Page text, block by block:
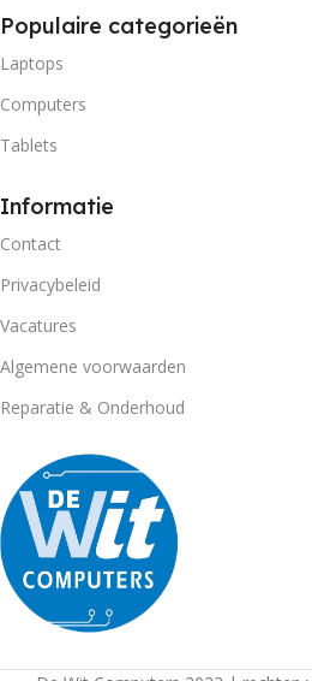
Populaire categorieën
Laptops
Computers
Tablets
Informatie
Contact
Privacybeleid
Vacatures
Algemene voorwaarden
Reparatie & Onderhoud